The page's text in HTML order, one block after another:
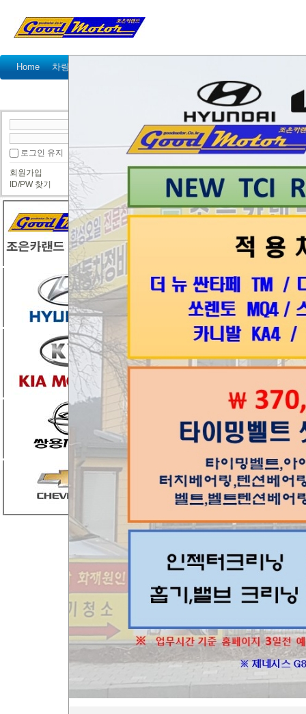
Home 차량정비가격표
공지사항 이벤트 고객 방문기 정
로그인 유지
회원가입
ID/PW 찾기
● 정보게시판
[리콜안내] 아우디, 닛산, 야마하 리콜 실
2017년 4월 27일
국토교통부(장관 강
(주)한국모터트레이
이 발견되어 시정조
아우디폭스바겐코
quattro 등 5개 차종
질이 냉각수 보조펌
어 화재가 발생할 가
리콜대상은 2011년
소유자는 2017년 4
서 무상으로 수리(소
한국닛산(주)에서 수
과 같이 제작결함이